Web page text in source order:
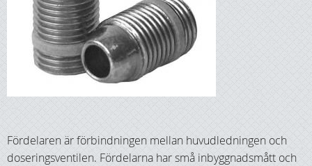
Fördelaren är förbindningen mellan huvudledningen och
doseringsventilen. Fördelarna har små inbyggnadsmått och